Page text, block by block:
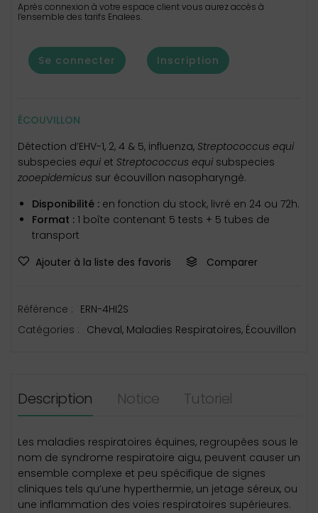
Après connexion à votre espace client vous aurez accès à
l’ensemble des tarifs Enalees.
Se connecter Inscription
ÉCOUVILLON
Détection d’EHV-1, 2, 4 & 5, influenza, Streptococcus equi
subspecies equi et Streptococcus equi subspecies
zooepidemicus sur écouvillon nasopharyngé.
Disponibilité : en fonction du stock, livré en 24 ou 72h.
Format : 1 boîte contenant 5 tests + 5 tubes de
transport
Ajouter à la liste des favoris
Comparer
Référence : ERN-4HI2S
Catégories : Cheval, Maladies Respiratoires, Écouvillon
Description Notice Tutoriel
Les maladies respiratoires équines, regroupées sous le
nom de syndrome respiratoire aigu, peuvent causer un
ensemble complexe et peu spécifique de signes
cliniques tels qu’une hyperthermie, un jetage séreux, ou
une inflammation des voies respiratoires supérieures.